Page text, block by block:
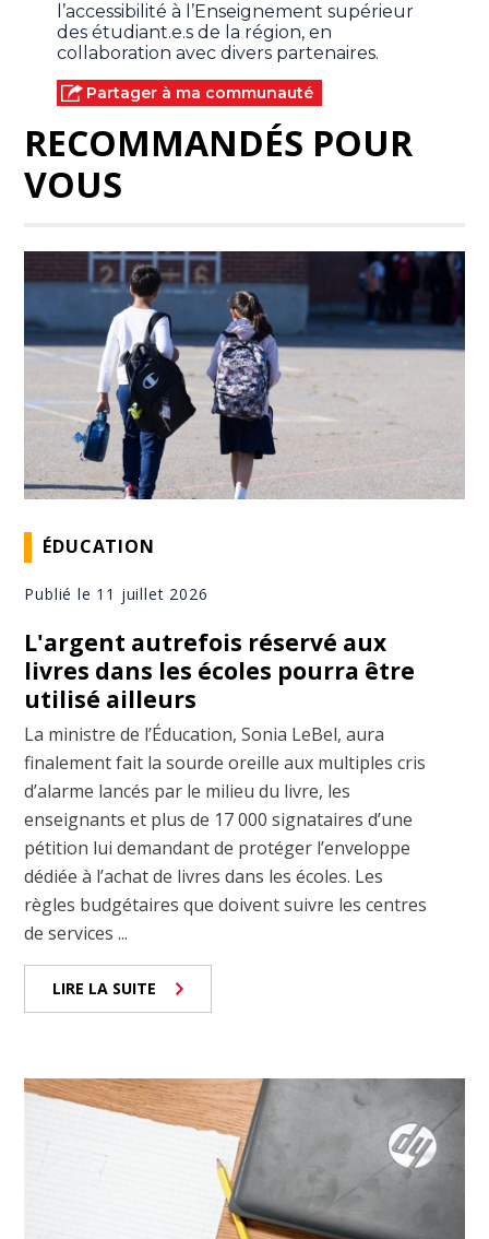
l’accessibilité à l’Enseignement supérieur
des étudiant.e.s de la région, en
collaboration avec divers partenaires.
Partager à ma communauté
RECOMMANDÉS POUR
VOUS
ÉDUCATION
Publié le 11 juillet 2026
L'argent autrefois réservé aux
livres dans les écoles pourra être
utilisé ailleurs
La ministre de l’Éducation, Sonia LeBel, aura
finalement fait la sourde oreille aux multiples cris
d’alarme lancés par le milieu du livre, les
enseignants et plus de 17 000 signataires d’une
pétition lui demandant de protéger l’enveloppe
dédiée à l’achat de livres dans les écoles. Les
règles budgétaires que doivent suivre les centres
de services ...
LIRE LA SUITE